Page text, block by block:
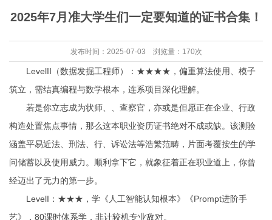
2025年7月准大学生们一定要知道的证书合集！
发布时间：2025-07-03 浏览量：170次
LevelII（数据发掘工程师）：★★★★，偏重算法使用、模子
筑立，需结真编程与数学根本，连系项目深化理解。
若是你立志成为状师、、查察官，亦或是但愿正在企业、行政
构造处置焦点事情，那么这本职业资历证书绝对不成或缺。该测验
涵盖平易近法、刑法、行、诉讼法等浩繁范畴，片面考覆按生的学
问储蓄以及使用威力。顺利拿下它，就象征着正在职业道上，你曾
经迈出了无力的第一步。
LevelI：★★★，学《人工智能认知根本》《Prompt进阶手
艺》，80课时体系学，非计较机专业敌对。